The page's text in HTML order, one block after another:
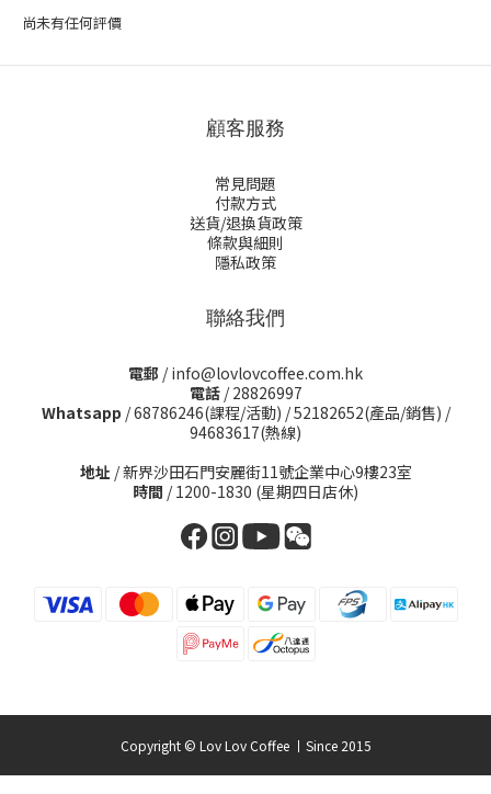
尚未有任何評價
顧客服務
常見問題
付款方式
送貨/退換貨政策
條款與細則
隱私政策
聯絡我們
電郵 / info@lovlovcoffee.com.hk
電話/ 28826997
Whatsapp /68786246(課程/活動) /52182652(產品/銷售) /
94683617(熱線)
地址 / 新界沙田石門安麗街11號企業中心9樓23室
時間 / 1200-1830 (星期四日店休)
Copyright © Lov Lov Coffee 丨Since 2015